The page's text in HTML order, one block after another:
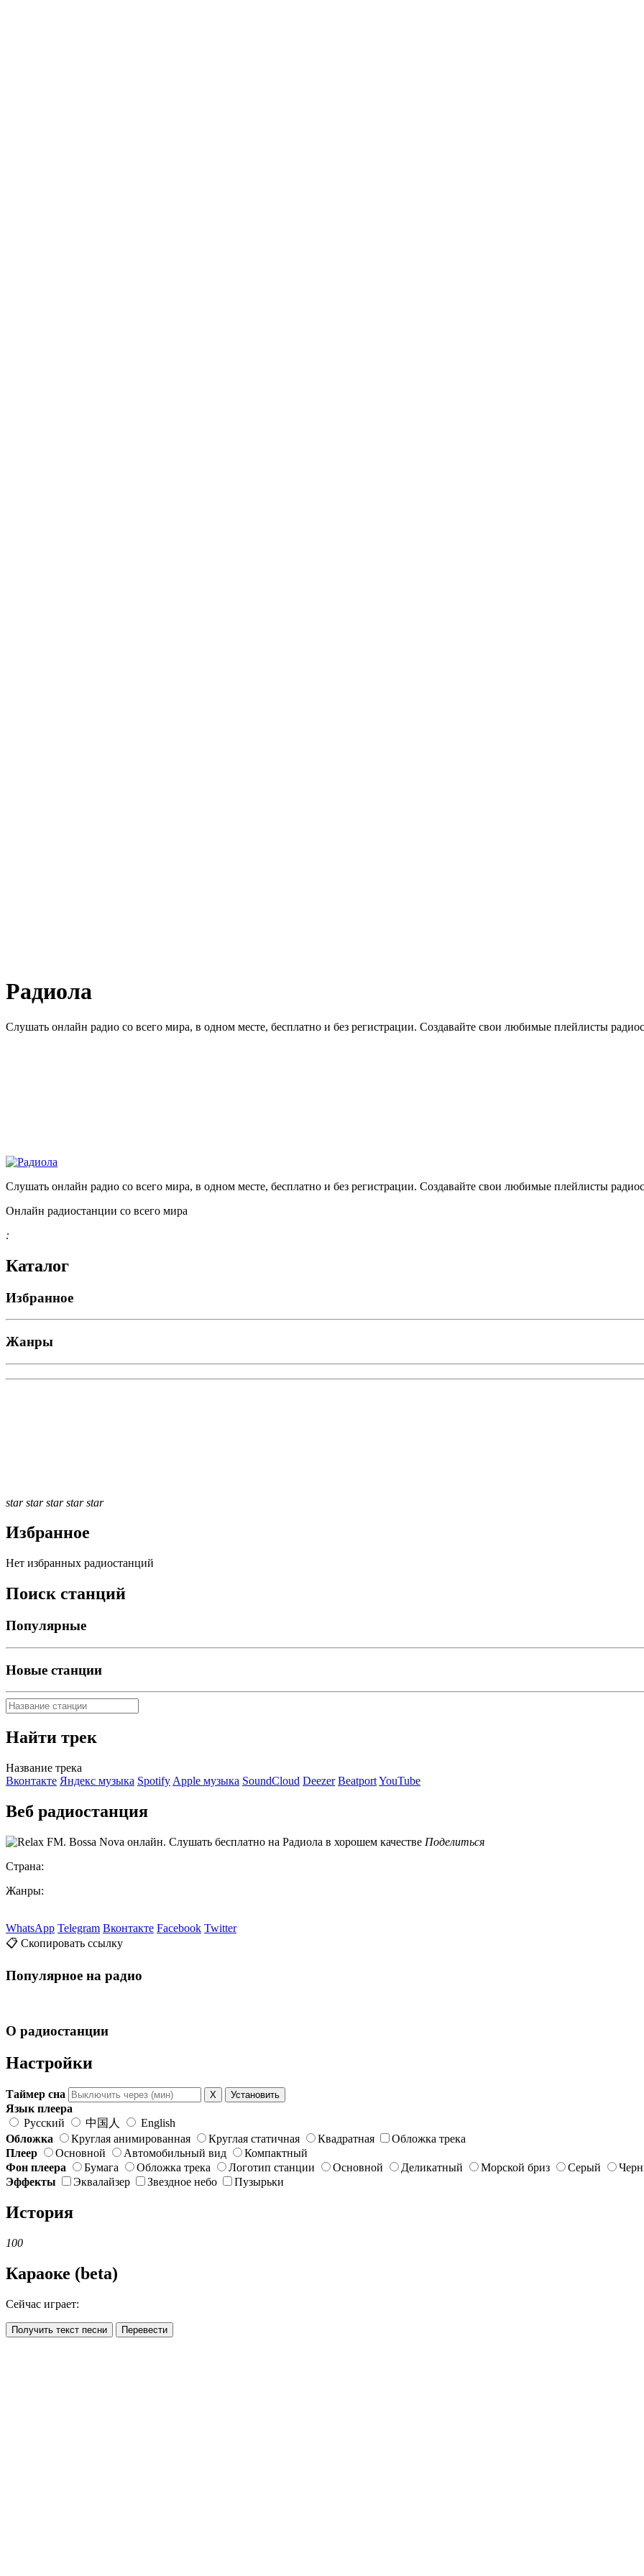
Радиола
Слушать онлайн радио со всего мира, в одном месте, бесплатно и без регистрации. Создавайте свои любимые плейлисты
Слушать онлайн радио со всего мира, в одном месте, бесплатно и без регистрации. Создавайте свои любимые плейлисты
Онлайн радиостанции со всего мира
:
Каталог
Избранное
Жанры
star star star star star
Избранное
Нет избранных радиостанций
Поиск станций
Популярные
Новые станции
Найти трек
Название трека
Вконтакте Яндекс музыка Spotify Apple музыка SoundCloud Deezer BeatportYouTube
Веб радиостанция
Поделиться
Страна:
Жанры:
WhatsApp Telegram Вконтакте Facebook Twitter
📋 Скопировать ссылку
Популярное на радио
О радиостанции
Настройки
Таймер сна X Установить
Язык плеера
Русский
中国人
English
Обложка
Круглая анимированная Круглая статичная Квадратная
Обложка трека
Плеер
Основной Автомобильный вид
Компактный
Фон плеера
Бумага Обложка трека Логотип станции Основной Деликатный Морской бриз Серый
Эффекты
Эквалайзер Звездное небо Пузырьки
История
100
Караоке (beta)
Сейчас играет:
Получить текст песни Перевести